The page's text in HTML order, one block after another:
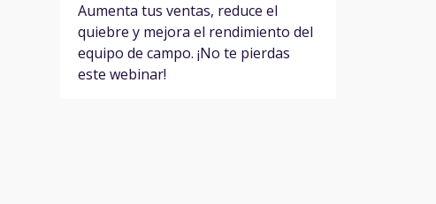
Aumenta tus ventas, reduce el
quiebre y mejora el rendimiento del
equipo de campo. ¡No te pierdas
este webinar!